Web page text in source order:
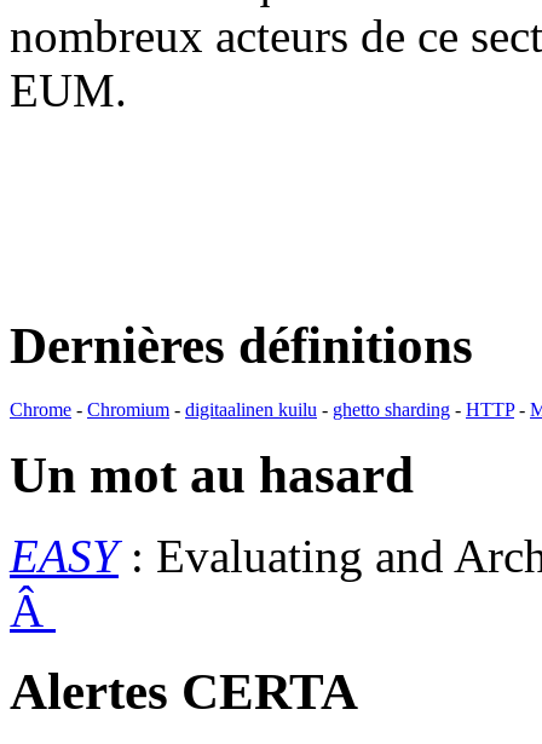
nombreux acteurs de ce
EUM.
Dernières définitions
Chrome - Chromium - digitaalinen kuilu - ghetto sharding - HTTP-
Un mot au hasard
EASY: Evaluating and
Â
Alertes CERTA